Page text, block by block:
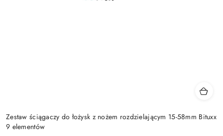
Zestaw ściągaczy do łożysk z nożem rozdzielającym 15-58mm Bituxx
9 elementów